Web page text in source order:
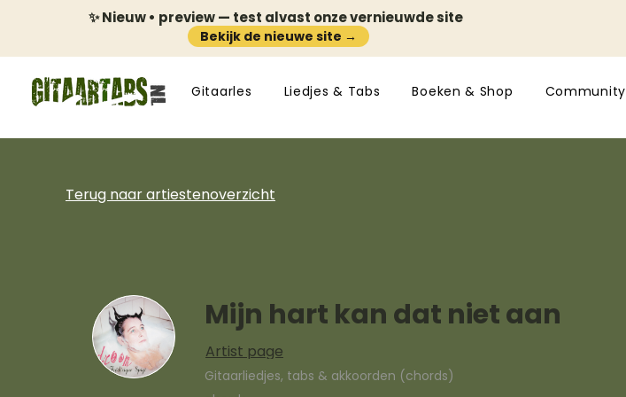
✨ Nieuw • preview — test alvast onze vernieuwde site
Bekijk de nieuwe site →
Gitaarles Liedjes & Tabs Boeken & Shop Community
Terug naar artiestenoverzicht
Mijn hart kan dat niet aan
Artist page
Gitaarliedjes, tabs & akkoorden (chords)